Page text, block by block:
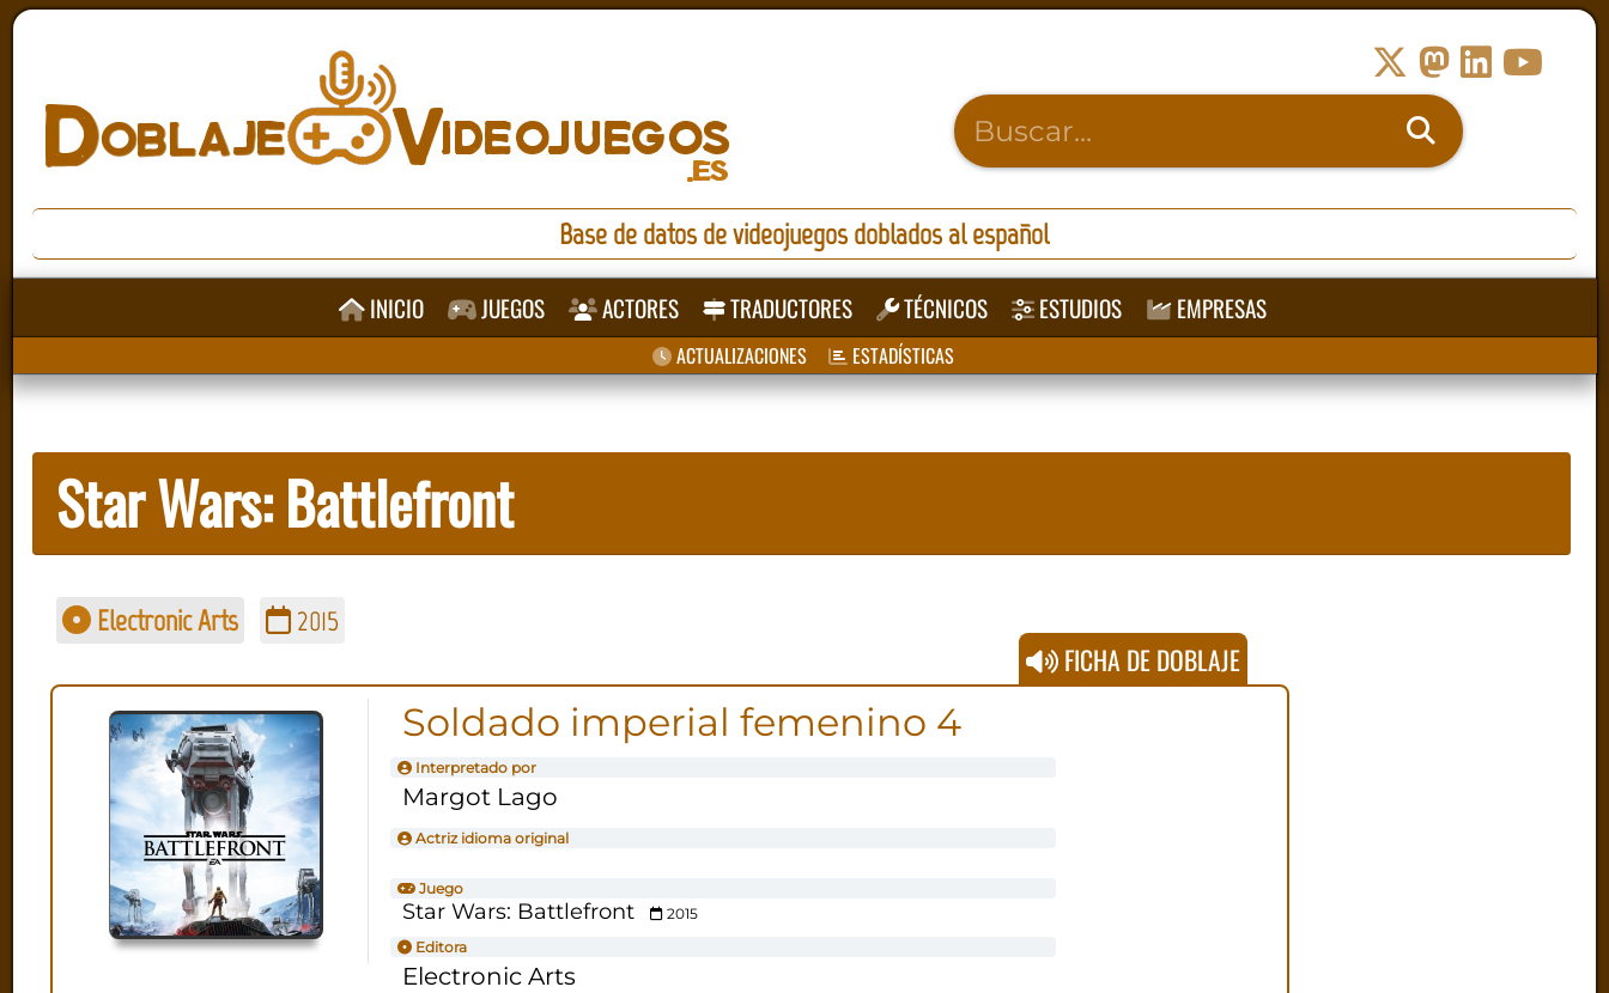
Base de datos de videojuegos doblados al español
INICIO JUEGOS ACTORES TRADUCTORES TÉCNICOS ESTUDIOS EMPRESAS
ACTUALIZACIONES ESTADÍSTICAS
Star Wars: Battlefront
Electronic Arts 2015
FICHA DE DOBLAJE
Soldado imperial femenino 4
Interpretado por
Margot Lago
Actriz idioma original
Juego
Star Wars: Battlefront
2015
Editora
Electronic Arts